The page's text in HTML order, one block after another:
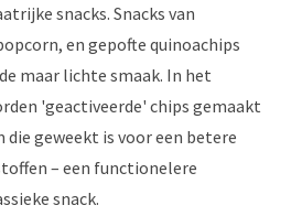
snacks. Snacks van
en gepofte quinoachips
maar lichte smaak. In het
'geactiveerde' chips gemaakt
die geweekt is voor een betere
– een functionelere
snack.